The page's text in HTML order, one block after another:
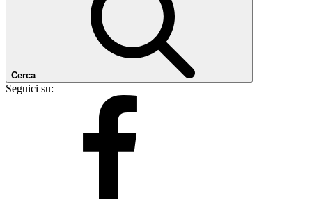
Cerca
Seguici su: